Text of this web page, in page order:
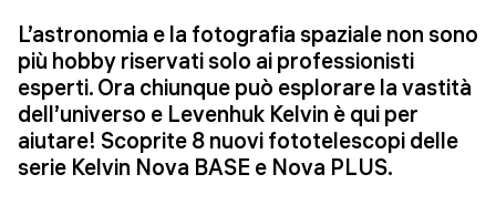
L’astronomia e la fotografia spaziale non sono
più hobby riservati solo ai professionisti
esperti. Ora chiunque può esplorare la vastità
dell’universo e Levenhuk Kelvin è qui per
aiutare! Scoprite 8 nuovi fototelescopi delle
serie Kelvin Nova BASE e Nova PLUS.